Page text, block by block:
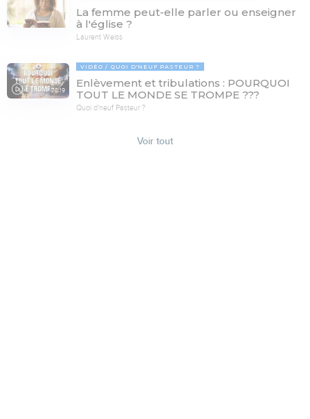
La femme peut-elle parler ou enseigner
à l'église ?
Laurent Weiss
78:19
VIDÉO QUOI D'NEUF PASTEUR ?
Enlèvement et tribulations : POURQUOI
TOUT LE MONDE SE TROMPE ???
Quoi d'neuf Pasteur ?
Voir tout